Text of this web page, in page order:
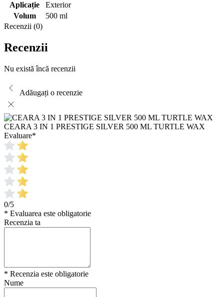
Aplicație
Exterior
Volum
500 ml
Recenzii (0)
Recenzii
Nu există încă recenzii
Adăugați o recenzie
CEARA 3 IN 1 PRESTIGE SILVER 500 ML TURTLE WAX
Evaluare*
0/5
* Evaluarea este obligatorie
Recenzia ta
* Recenzia este obligatorie
Nume